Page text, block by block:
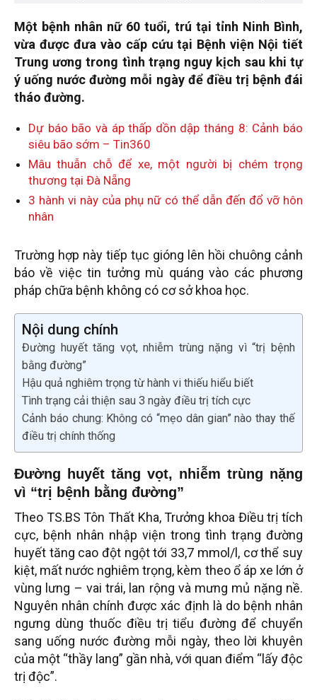
Một bệnh nhân nữ 60 tuổi, trú tại tỉnh Ninh Bình,
vừa được đưa vào cấp cứu tại Bệnh viện Nội tiết
Trung ương trong tình trạng nguy kịch sau khi tự
ý uống nước đường mỗi ngày để điều trị bệnh đái
tháo đường.
Dự báo bão và áp thấp dồn dập tháng 8: Cảnh báo
siêu bão sớm – Tin360
Mâu thuẫn chỗ để xe, một người bị chém trọng
thương tại Đà Nẵng
3 hành vi này của phụ nữ có thể dẫn đến đổ vỡ hôn
nhân
Trường hợp này tiếp tục gióng lên hồi chuông cảnh
báo về việc tin tưởng mù quáng vào các phương
pháp chữa bệnh không có cơ sở khoa học.
Nội dung chính
Đường huyết tăng vọt, nhiễm trùng nặng vì “trị bệnh
bằng đường”
Hậu quả nghiêm trọng từ hành vi thiếu hiểu biết
Tình trạng cải thiện sau 3 ngày điều trị tích cực
Cảnh báo chung: Không có “mẹo dân gian” nào thay thế
điều trị chính thống
Đường huyết tăng vọt, nhiễm trùng nặng
vì “trị bệnh bằng đường”
Theo TS.BS Tôn Thất Kha, Trưởng khoa Điều trị tích
cực, bệnh nhân nhập viện trong tình trạng đường
huyết tăng cao đột ngột tới 33,7 mmol/l, cơ thể suy
kiệt, mất nước nghiêm trọng, kèm theo ổ áp xe lớn ở
vùng lưng – vai trái, lan rộng và mưng mủ nặng nề.
Nguyên nhân chính được xác định là do bệnh nhân
ngưng dùng thuốc điều trị tiểu đường để chuyển
sang uống nước đường mỗi ngày, theo lời khuyên
của một “thầy lang” gần nhà, với quan điểm “lấy độc
trị độc”.